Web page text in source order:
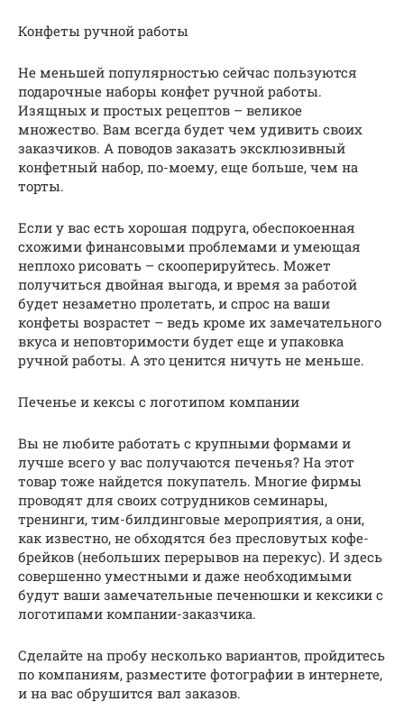
Конфеты ручной работы
Не меньшей популярностью сейчас пользуются
подарочные наборы конфет ручной работы.
Изящных и простых рецептов – великое
множество. Вам всегда будет чем удивить своих
заказчиков. А поводов заказать эксклюзивный
конфетный набор, по-моему, еще больше, чем на
торты.
Если у вас есть хорошая подруга, обеспокоенная
схожими финансовыми проблемами и умеющая
неплохо рисовать – скооперируйтесь. Может
получиться двойная выгода, и время за работой
будет незаметно пролетать, и спрос на ваши
конфеты возрастет – ведь кроме их замечательного
вкуса и неповторимости будет еще и упаковка
ручной работы. А это ценится ничуть не меньше.
Печенье и кексы с логотипом компании
Вы не любите работать с крупными формами и
лучше всего у вас получаются печенья? На этот
товар тоже найдется покупатель. Многие фирмы
проводят для своих сотрудников семинары,
тренинги, тим-билдинговые мероприятия, а они,
как известно, не обходятся без пресловутых кофе-
брейков (небольших перерывов на перекус). И здесь
совершенно уместными и даже необходимыми
будут ваши замечательные печенюшки и кексики с
логотипами компании-заказчика.
Сделайте на пробу несколько вариантов, пройдитесь
по компаниям, разместите фотографии в интернете,
и на вас обрушится вал заказов.